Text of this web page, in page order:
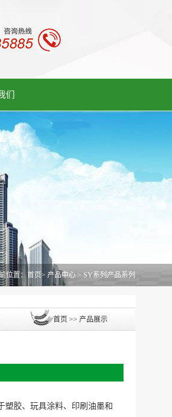
们
位置： 首页> 产品中心 > SY系列产品系列
首页 >> 产品展示
塑胶、玩具涂料、印刷油墨和